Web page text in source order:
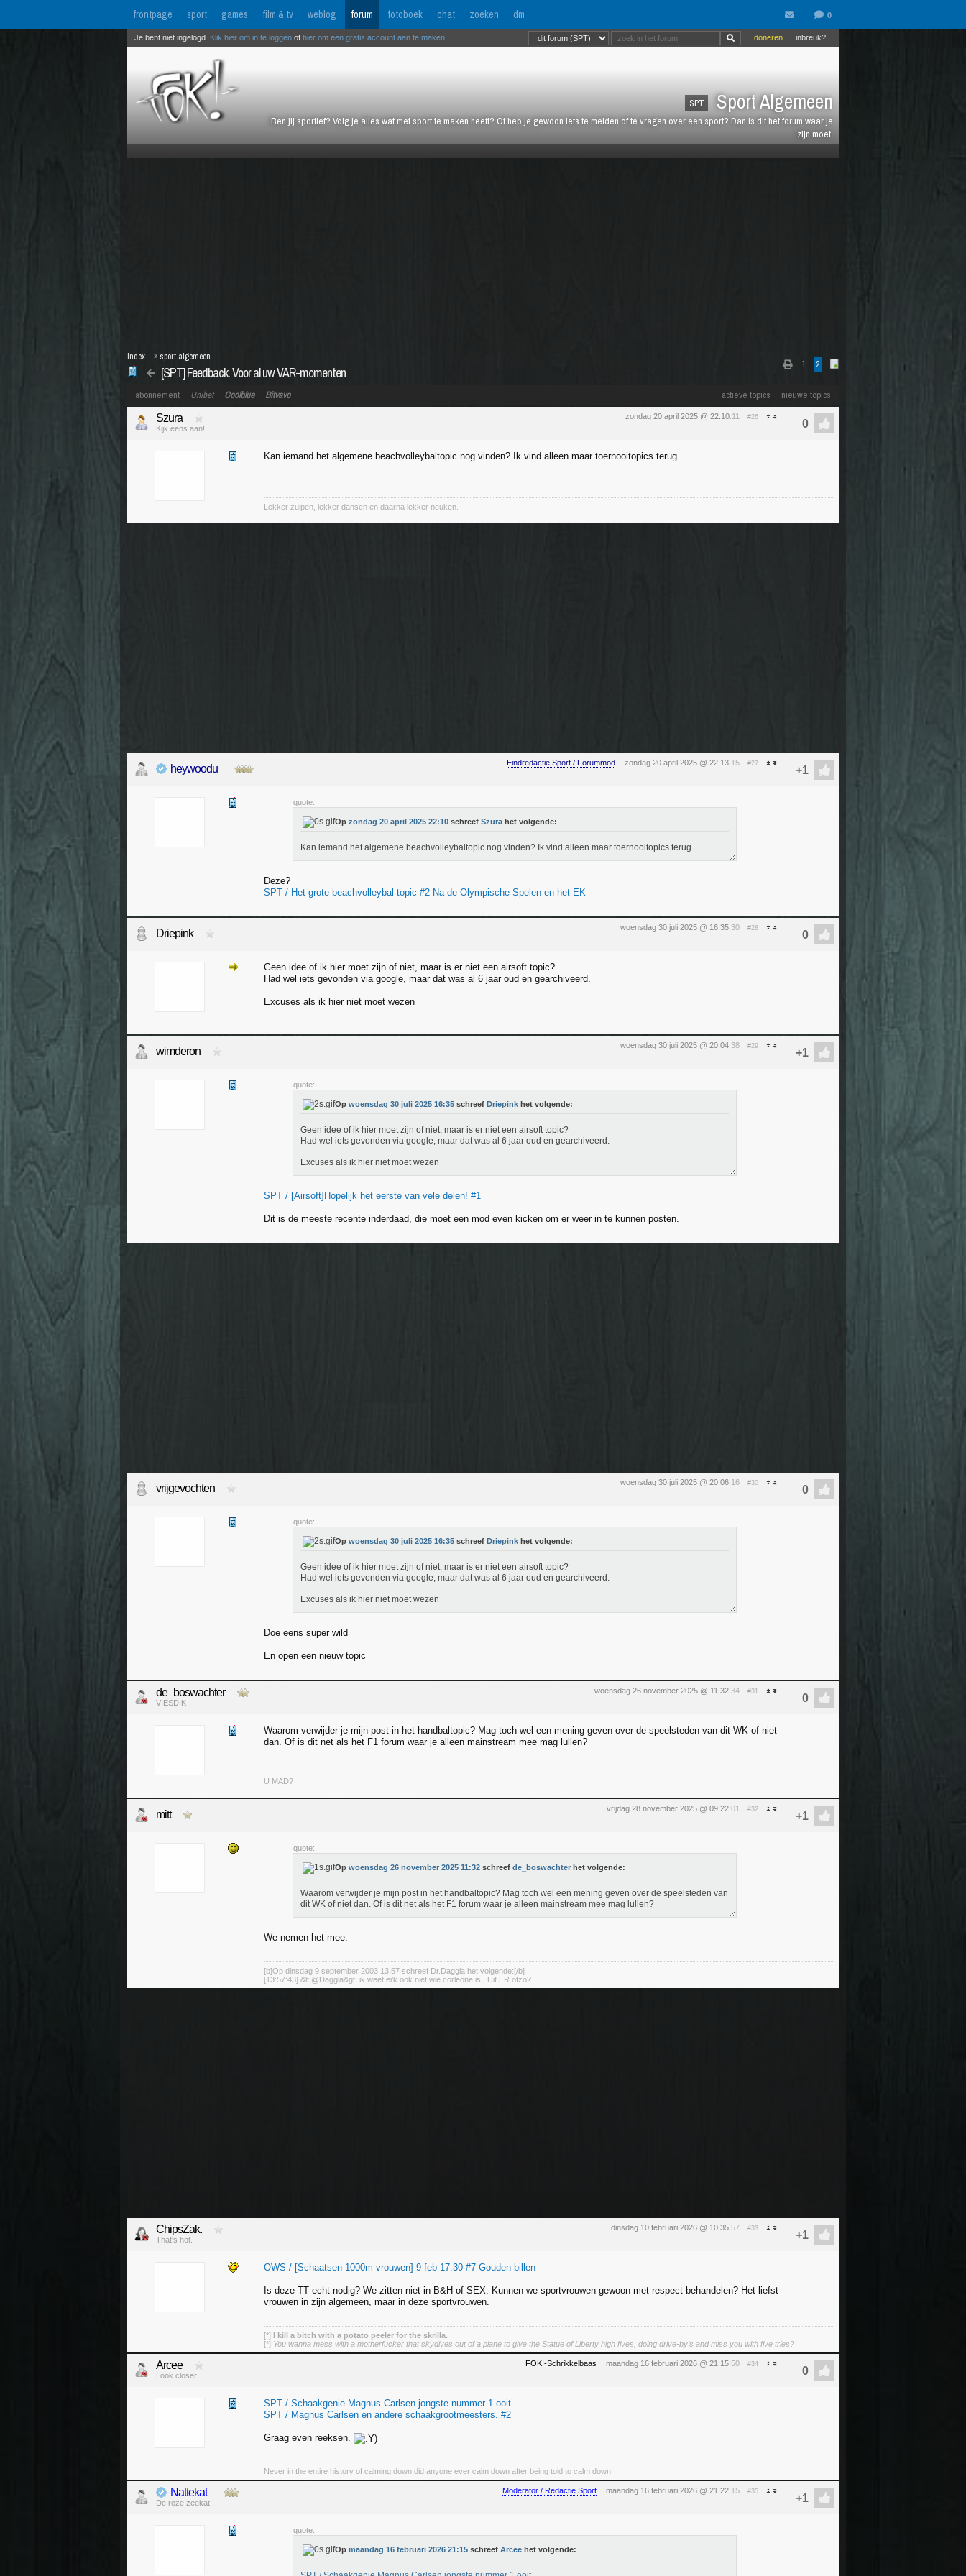
frontpage sport games film & tv weblog forum fotoboek chat zoeken dm
SPT Sport Algemeen
Ben jij sportief? Volg je alles wat met sport te maken heeft? Of heb je gewoon iets te melden of te vragen over een sport? Dan is dit het forum waar je
zijn moet.
inbreuk?
doneren
Je bent niet ingelogd. Klik hier om in te loggen of hier om een gratis account aan te maken
1 2
[SPT] Feedback. Voor al uw VAR-momenten
Index » sport algemeen
actieve topics nieuwe topics
abonnement Unibet Coolblue Bitvavo
zondag 20 april 2025 @ 22:10:11 #26
Szura
Kijk eens aan!
Kan iemand het algemene beachvolleybaltopic nog vinden? Ik vind alleen maar toernooitopics terug.
Lekker zuipen, lekker dansen en daarna lekker neuken.
Eindredactie Sport / Forummod zondag 20 april 2025 @ 22:13:15 #27
heywoodu
quote:
Op zondag 20 april 2025 22:10 schreef Szura het volgende:
Kan iemand het algemene beachvolleybaltopic nog vinden? Ik vind alleen maar toernooitopics terug.
Deze?
SPT / Het grote beachvolleybal-topic #2 Na de Olympische Spelen en het EK
woensdag 30 juli 2025 @ 16:35:30 #28
Driepink
Geen idee of ik hier moet zijn of niet, maar is er niet een airsoft topic?
Had wel iets gevonden via google, maar dat was al 6 jaar oud en gearchiveerd.
Excuses als ik hier niet moet wezen
woensdag 30 juli 2025 @ 20:04:38 #29
wimderon
quote:
Op woensdag 30 juli 2025 16:35 schreef Driepink het volgende:
Geen idee of ik hier moet zijn of niet, maar is er niet een airsoft topic?
Had wel iets gevonden via google, maar dat was al 6 jaar oud en gearchiveerd.
Excuses als ik hier niet moet wezen
SPT / [Airsoft]Hopelijk het eerste van vele delen! #1
Dit is de meeste recente inderdaad, die moet een mod even kicken om er weer in te kunnen posten.
woensdag 30 juli 2025 @ 20:06:16 #30
vrijgevochten
quote:
Op woensdag 30 juli 2025 16:35 schreef Driepink het volgende:
Geen idee of ik hier moet zijn of niet, maar is er niet een airsoft topic?
Had wel iets gevonden via google, maar dat was al 6 jaar oud en gearchiveerd.
Excuses als ik hier niet moet wezen
Doe eens super wild
En open een nieuw topic
woensdag 26 november 2025 @ 11:32:34 #31
de_boswachter
VIESDIK
Waarom verwijder je mijn post in het handbaltopic? Mag toch wel een mening geven over de speelsteden van dit WK of niet
dan. Of is dit net als het F1 forum waar je alleen mainstream mee mag lullen?
U MAD?
vrijdag 28 november 2025 @ 09:22:01 #32
mitt
quote:
Op woensdag 26 november 2025 11:32 schreef de_boswachter het volgende:
Waarom verwijder je mijn post in het handbaltopic? Mag toch wel een mening geven over de speelsteden van
dit WK of niet dan. Of is dit net als het F1 forum waar je alleen mainstream mee mag lullen?
We nemen het mee.
[b]Op dinsdag 9 september 2003 13:57 schreef Dr.Daggla het volgende:[/b]
[13:57:43] &lt;@Daggla&gt; ik weet ei'k ook niet wie corleone is.. Uit ER ofzo?
dinsdag 10 februari 2026 @ 10:35:57 #33
ChipsZak.
That's hot.
OWS / [Schaatsen 1000m vrouwen] 9 feb 17:30 #7 Gouden billen
Is deze TT echt nodig? We zitten niet in B&H of SEX. Kunnen we sportvrouwen gewoon met respect behandelen? Het liefst
vrouwen in zijn algemeen, maar in deze sportvrouwen.
[*] I kill a bitch with a potato peeler for the skrilla.
[*] You wanna mess with a motherfucker that skydives out of a plane to give the Statue of Liberty high fives, doing drive-by’s and miss you with five tries?
FOK!-Schrikkelbaas maandag 16 februari 2026 @ 21:15:50 #34
Arcee
Look closer
SPT / Schaakgenie Magnus Carlsen jongste nummer 1 ooit.
SPT / Magnus Carlsen en andere schaakgrootmeesters. #2
Graag even reeksen.
Never in the entire history of calming down did anyone ever calm down after being told to calm down.
Moderator / Redactie Sport maandag 16 februari 2026 @ 21:22:15 #35
Nattekat
De roze zeekat
quote:
Op maandag 16 februari 2026 21:15 schreef Arcee het volgende: